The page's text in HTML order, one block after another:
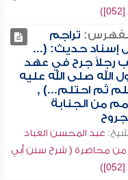
تراجم
إسناد حديث: (...
رجلاً جرح في عهد
الله صلى الله عليه
ثم احتلم...) ,
من الجنابة
عبد المحسن العباد
من محاضرة ( شرح سنن أبي